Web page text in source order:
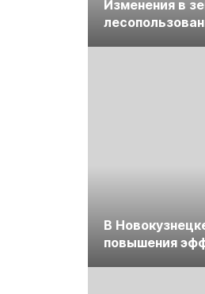
Изменения в
В
повышения